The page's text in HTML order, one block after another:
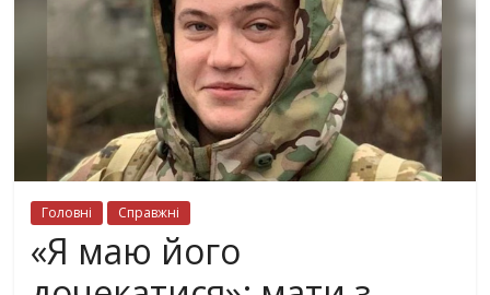
Головні Справжні
«Я маю його